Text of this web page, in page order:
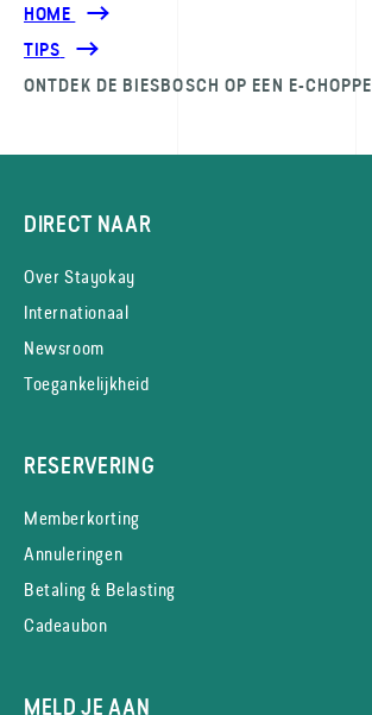
HOME
TIPS
ONTDEK DE BIESBOSCH OP EEN E-
DIRECT NAAR
Over Stayokay
Internationaal
Newsroom
Toegankelijkheid
RESERVERING
Memberkorting
Annuleringen
Betaling & Belasting
Cadeaubon
MELD JE AAN